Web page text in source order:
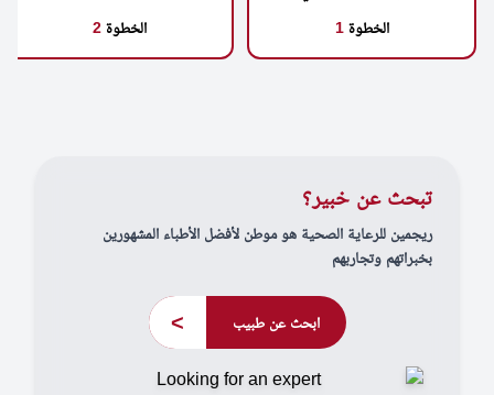
الخطوة1 الخطوة2
تبحث عن خبير؟
ريجمين للرعاية الصحية هو موطن لأفضل الأطباء المشهورين
بخبراتهم وتجاربهم
ابحث عن طبيب >